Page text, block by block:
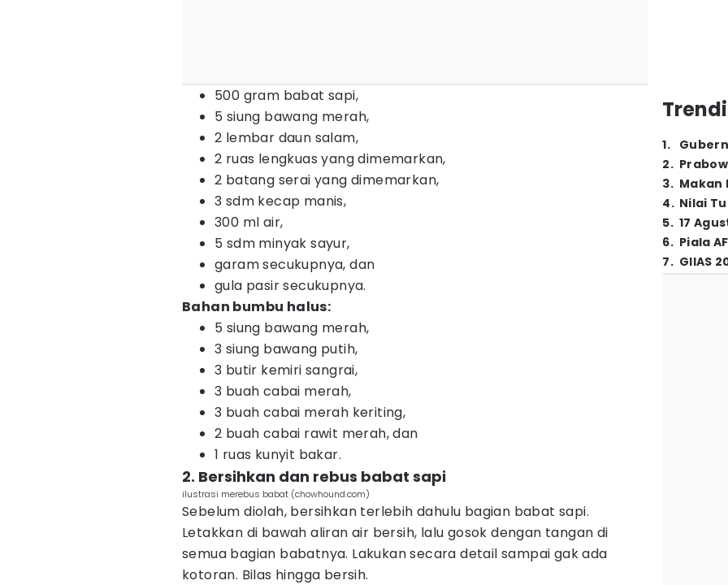
500 gram babat sapi,
5 siung bawang merah,
2 lembar daun salam,
2 ruas lengkuas yang dimemarkan,
2 batang serai yang dimemarkan,
3 sdm kecap manis,
300 ml air,
5 sdm minyak sayur,
garam secukupnya, dan
gula pasir secukupnya.
Bahan bumbu halus:
5 siung bawang merah,
3 siung bawang putih,
3 butir kemiri sangrai,
3 buah cabai merah,
3 buah cabai merah keriting,
2 buah cabai rawit merah, dan
1 ruas kunyit bakar.
2. Bersihkan dan rebus babat sapi
ilustrasi merebus babat (chowhound.com)
Sebelum diolah, bersihkan terlebih dahulu bagian babat sapi.
Letakkan di bawah aliran air bersih, lalu gosok dengan tangan di
semua bagian babatnya. Lakukan secara detail sampai gak ada
kotoran. Bilas hingga bersih.
1.
2.
3. Makan
4. Nilai
5. 17
6. Piala
7. GIIAS